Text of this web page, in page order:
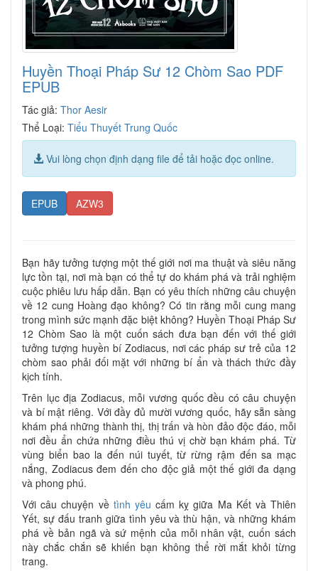
Huyền Thoại Pháp Sư 12 Chòm Sao PDF
EPUB
Tác giả: Thor Aesir
Thể Loại: Tiểu Thuyết Trung Quốc
Vui lòng chọn định dạng file để tải hoặc đọc online.
EPUB AZW3
Bạn hãy tưởng tượng một thế giới nơi ma thuật và siêu năng
lực tồn tại, nơi mà bạn có thể tự do khám phá và trải nghiệm
cuộc phiêu lưu hấp dẫn. Bạn có yêu thích những câu chuyện
về 12 cung Hoàng đạo không? Có tin rằng mỗi cung mang
trong mình sức mạnh đặc biệt không? Huyền Thoại Pháp Sư
12 Chòm Sao là một cuốn sách đưa bạn đến với thế giới
tưởng tượng huyền bí Zodiacus, nơi các pháp sư trẻ của 12
chòm sao phải đối mặt với những bí ẩn và thách thức đầy
kịch tính.
Trên lục địa Zodiacus, mỗi vương quốc đều có câu chuyện
và bí mật riêng. Với đầy đủ mười vương quốc, hãy sẵn sàng
khám phá những thành thị, thị trấn và hòn đảo độc đáo, mỗi
nơi đều ẩn chứa những điều thú vị chờ bạn khám phá. Từ
vùng biển bao la đến núi tuyết, từ rừng rậm đến sa mạc
nắng, Zodiacus đem đến cho độc giả một thế giới đa dạng
và phong phú.
Với câu chuyện về tình yêu cấm kỵ giữa Ma Kết và Thiên
Yết, sự đấu tranh giữa tình yêu và thù hận, và những khám
phá về bản ngã và sứ mệnh của mỗi nhân vật, cuốn sách
này chắc chắn sẽ khiến bạn không thể rời mắt khỏi từng
trang.